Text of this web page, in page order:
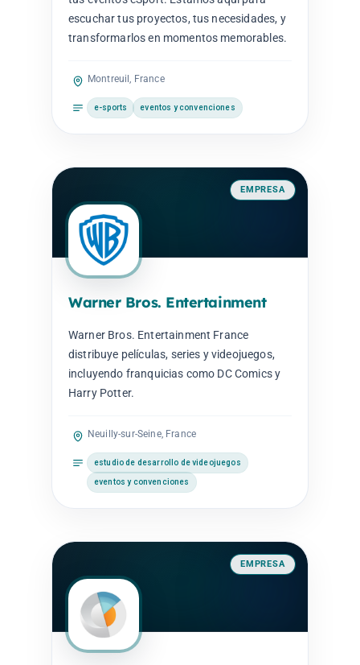
escuchar tus proyectos, tus necesidades, y
transformarlos en momentos memorables.
Montreuil, France
e-sports eventos y convenciones
EMPRESA
Warner Bros. Entertainment
Warner Bros. Entertainment France
distribuye películas, series y videojuegos,
incluyendo franquicias como DC Comics y
Harry Potter.
Neuilly-sur-Seine, France
estudio de desarrollo de videojuegos
eventos y convenciones
EMPRESA